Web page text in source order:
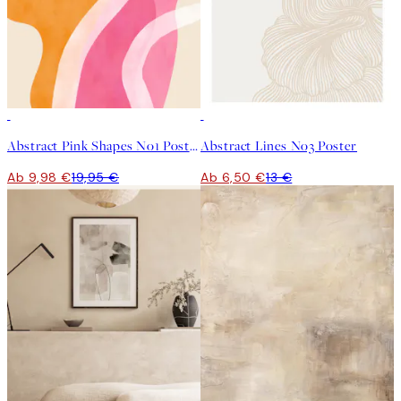
Abstract Pink Shapes No1 Poster
Ab 9,98 €19,95 €
Abstract Lines No3 Poster
Ab 6,50 €13 €